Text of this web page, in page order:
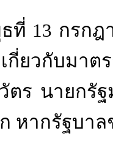
รกฎาคม
กี่ยวกับมาต
ร นายกรัฐ
ากรัฐบาล